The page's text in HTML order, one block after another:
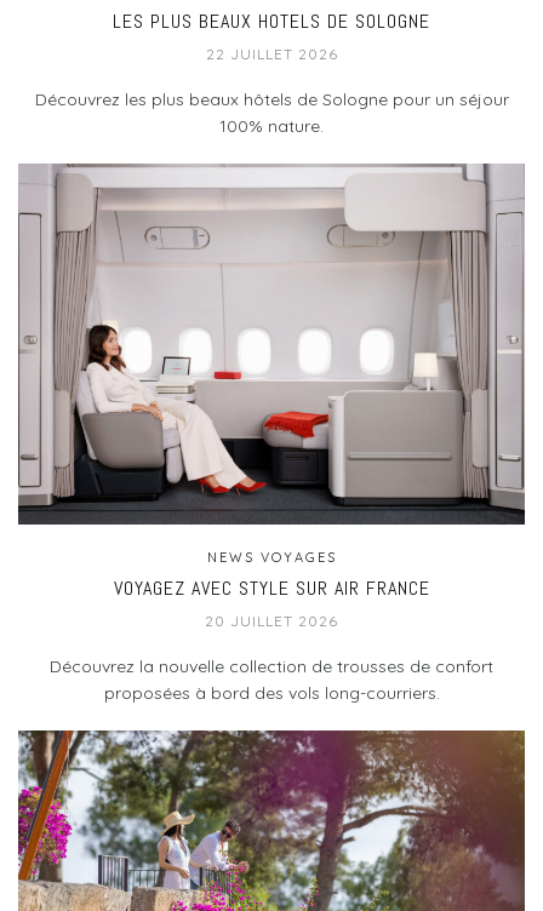
LES PLUS BEAUX HOTELS DE SOLOGNE
22 JUILLET 2026
Découvrez les plus beaux hôtels de Sologne pour un séjour
100% nature.
NEWS VOYAGES
VOYAGEZ AVEC STYLE SUR AIR FRANCE
20 JUILLET 2026
Découvrez la nouvelle collection de trousses de confort
proposées à bord des vols long-courriers.